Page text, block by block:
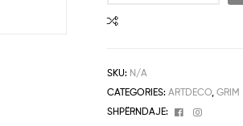
SKU: N/A
CATEGORIES:ARTDECO ,GRIM
SHPËRNDAJE:
Facebook
Instagram